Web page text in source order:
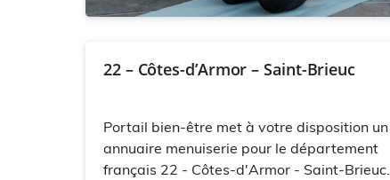
22 – Côtes-d’Armor – Saint-Brieuc
Portail bien-être met à votre disposition un
annuaire menuiserie pour le département
français 22 - Côtes-d'Armor - Saint-Brieuc.